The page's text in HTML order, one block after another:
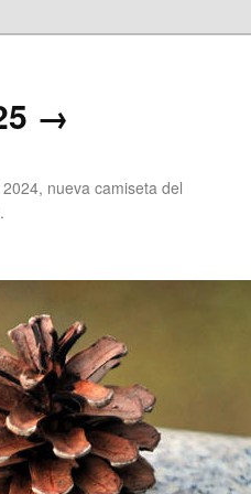
→
nueva camiseta del